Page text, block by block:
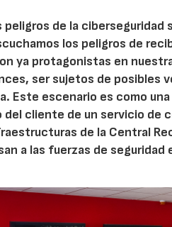
peligros de la
los peligros de
ya protagonistas en
ser sujetos de posibles
Este escenario es como
del cliente de un servicio de
de la Central
a las fuerzas de